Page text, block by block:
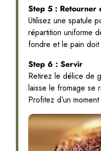
Step 5 : Retourner
Utilisez une spatule
répartition uniforme
fondre et le pain
Step 6 : Servir
Retirez le délice de
laisse le fromage se
Profitez d’un